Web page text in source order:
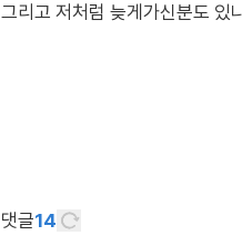
그리고 저처럼 늦게가신분도 있
댓글14